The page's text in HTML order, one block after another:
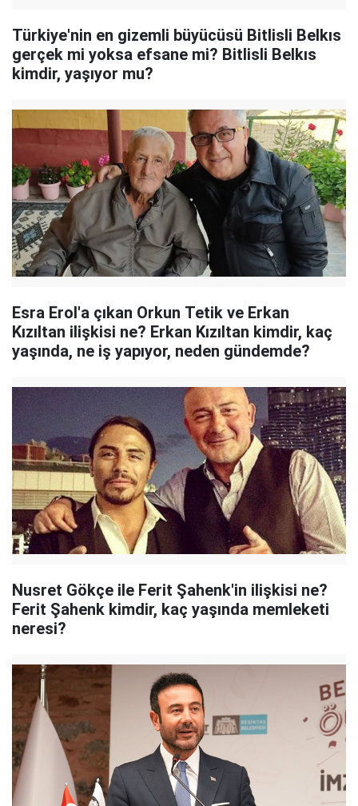
Türkiye'nin en gizemli büyücüsü Bitlisli Belkıs
gerçek mi yoksa efsane mi? Bitlisli Belkıs
kimdir, yaşıyor mu?
Esra Erol'a çıkan Orkun Tetik ve Erkan
Kızıltan ilişkisi ne? Erkan Kızıltan kimdir, kaç
yaşında, ne iş yapıyor, neden gündemde?
Nusret Gökçe ile Ferit Şahenk'in ilişkisi ne?
Ferit Şahenk kimdir, kaç yaşında memleketi
neresi?